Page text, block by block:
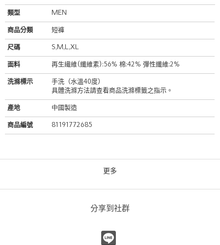
類型 MEN
商品分類 短褲
尺碼 S,M,L,XL
面料 再生繊維(纖維素):56% 棉:42% 彈性纖維:2%
洗滌標示
手洗（水溫40度）
具體洗滌方法請查看商品洗滌標籤之指示。
產地 中國製造
商品編號 81191772685
UNITED ARROWS 大安店
更多
分享到社群